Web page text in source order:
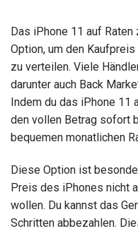
Das iPhone 11 auf
Option, um den
zu verteilen. Viele
darunter auch Back
Indem du das iPhone 11
den vollen Betrag sofort
bequemen monatlichen
Diese Option ist
Preis des iPhones nicht
wollen. Du kannst das
Schritten abbezahlen.